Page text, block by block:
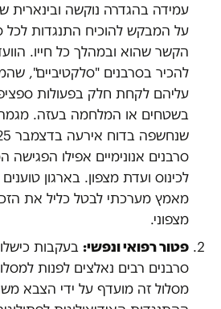
עמידה בהגדרה נוקשה ובינארית
על המבקש להוכיח התנגדות לכל
הקשר שהוא ובמהלך כל חייו.
להכיר בסרבנים "סלקטיביים",
עליהם לקחת חלק בפעולות
בשטחים או המלחמה בעזה.
סרבנים אנונימיים אפילו
לכינוס ועדת מצפון. בארגון
מאמץ מערכתי לבטל כליל את
מצפוני.
פטור רפואי ונפשי: בעקבות
סרבנים רבים נאלצים לפנות
מסלול זה מועדף על ידי הצבא